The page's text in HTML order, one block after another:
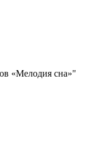
«Мелодия сна»"